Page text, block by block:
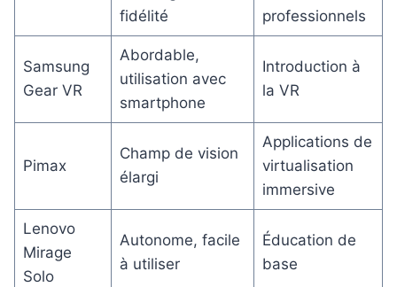
fidélité
professionnels
Samsung
Gear VR
Abordable,
utilisation avec
smartphone
Introduction à
la VR
Pimax
Champ de vision
élargi
Applications de
virtualisation
immersive
Lenovo
Mirage
Solo
Autonome, facile
à utiliser
Éducation de
base